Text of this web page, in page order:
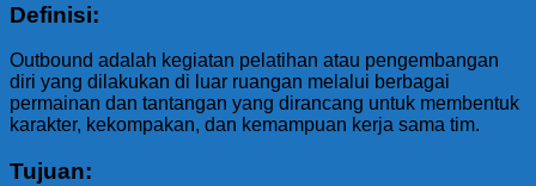
Definisi:
Outbound adalah kegiatan pelatihan atau pengembangan
diri yang dilakukan di luar ruangan melalui berbagai
permainan dan tantangan yang dirancang untuk membentuk
karakter, kekompakan, dan kemampuan kerja sama tim.
Tujuan: